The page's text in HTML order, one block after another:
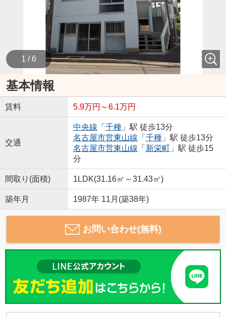
1 / 6
基本情報
賃料 5.9万円～6.1万円
交通
中央線 「 千種」駅 徒歩13分
名古屋市営東山線 「 千種」駅 徒歩13分
名古屋市営東山線 「 新栄町」駅 徒歩15
分
間取り(面積) 1LDK(31.16㎡～31.43㎡)
築年月 1987年 11月(築38年)
お問い合わせ(無料)